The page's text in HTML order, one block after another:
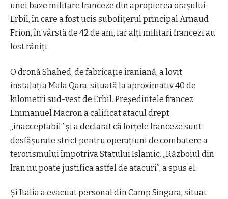
unei baze militare franceze din apropierea orașului
Erbil, în care a fost ucis subofițerul principal Arnaud
Frion, în vârstă de 42 de ani, iar alți militari francezi au
fost răniți.
O dronă Shahed, de fabricație iraniană, a lovit
instalația Mala Qara, situată la aproximativ 40 de
kilometri sud-vest de Erbil. Președintele francez
Emmanuel Macron a calificat atacul drept
„inacceptabil” și a declarat că forțele franceze sunt
desfășurate strict pentru operațiuni de combatere a
terorismului împotriva Statului Islamic. „Războiul din
Iran nu poate justifica astfel de atacuri”, a spus el.
Și Italia a evacuat personal din Camp Singara, situat